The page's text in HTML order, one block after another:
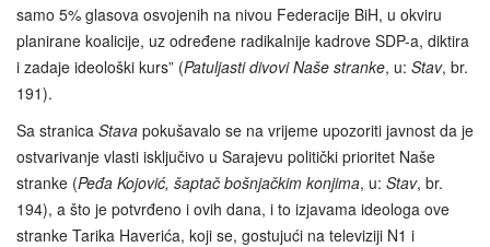
samo 5% glasova osvojenih na nivou Federacije BiH, u okviru
planirane koalicije, uz određene radikalnije kadrove SDP-a, diktira
i zadaje ideološki kurs” (Patuljasti divovi Naše stranke, u: Stav, br.
191).
Sa stranica Stava pokušavalo se na vrijeme upozoriti javnost da je
ostvarivanje vlasti isključivo u Sarajevu politički prioritet Naše
stranke (Peđa Kojović, šaptač bošnjačkim konjima, u: Stav, br.
194), a što je potvrđeno i ovih dana, i to izjavama ideologa ove
stranke Tarika Haverića, koji se, gostujući na televiziji N1 i